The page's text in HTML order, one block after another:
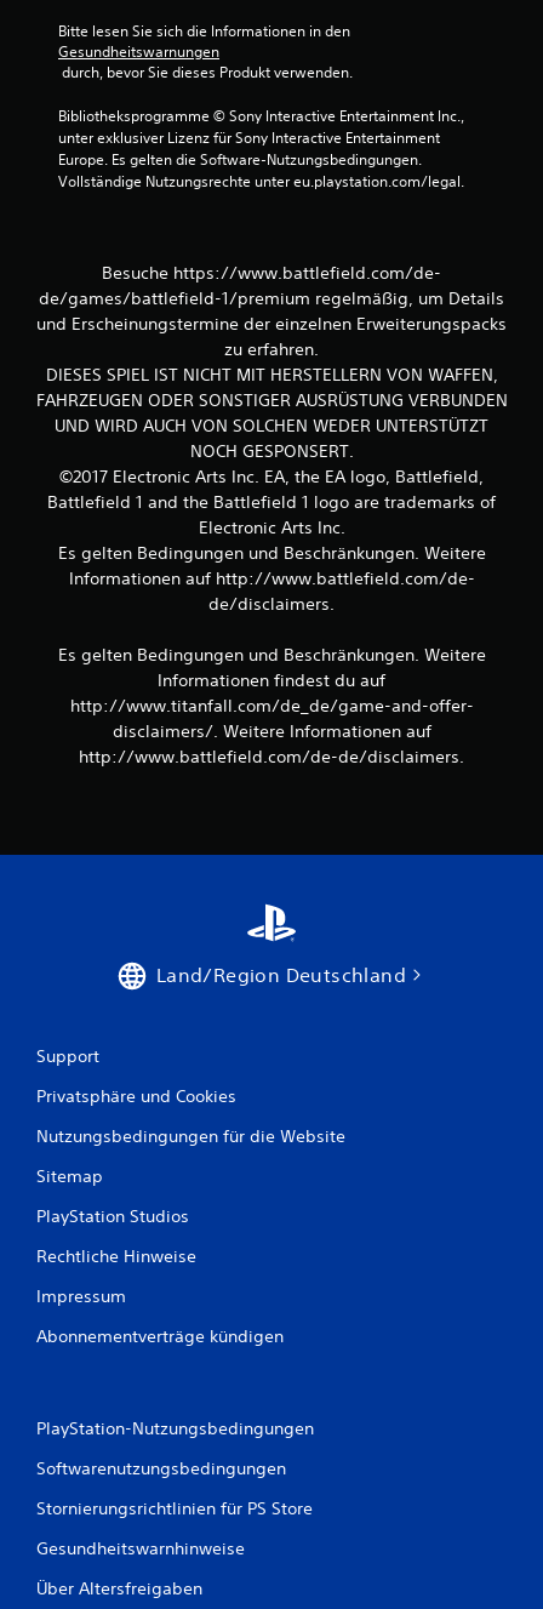
Bitte lesen Sie sich die Informationen in den
Gesundheitswarnungen
durch, bevor Sie dieses Produkt verwenden.
Bibliotheksprogramme © Sony Interactive Entertainment Inc.,
unter exklusiver Lizenz für Sony Interactive Entertainment
Europe. Es gelten die Software-Nutzungsbedingungen.
Vollständige Nutzungsrechte unter eu.playstation.com/legal.
Besuche https://www.battlefield.com/de-
de/games/battlefield-1/premium regelmäßig, um Details
und Erscheinungstermine der einzelnen Erweiterungspacks
zu erfahren.
DIESES SPIEL IST NICHT MIT HERSTELLERN VON WAFFEN,
FAHRZEUGEN ODER SONSTIGER AUSRÜSTUNG VERBUNDEN
UND WIRD AUCH VON SOLCHEN WEDER UNTERSTÜTZT
NOCH GESPONSERT.
©2017 Electronic Arts Inc. EA, the EA logo, Battlefield,
Battlefield 1 and the Battlefield 1 logo are trademarks of
Electronic Arts Inc.
Es gelten Bedingungen und Beschränkungen. Weitere
Informationen auf http://www.battlefield.com/de-
de/disclaimers.
Es gelten Bedingungen und Beschränkungen. Weitere
Informationen findest du auf
http://www.titanfall.com/de_de/game-and-offer-
disclaimers/. Weitere Informationen auf
http://www.battlefield.com/de-de/disclaimers.
Land/Region Deutschland
Support
Privatsphäre und Cookies
Nutzungsbedingungen für die Website
Sitemap
PlayStation Studios
Rechtliche Hinweise
Impressum
Abonnementverträge kündigen
PlayStation-Nutzungsbedingungen
Softwarenutzungsbedingungen
Stornierungsrichtlinien für PS Store
Gesundheitswarnhinweise
Über Altersfreigaben